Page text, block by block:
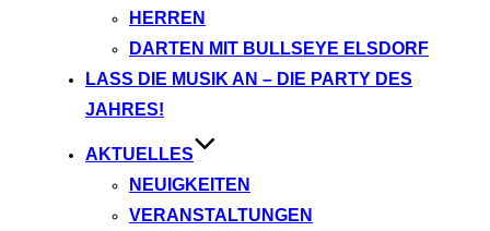
HERREN
DARTEN MIT BULLSEYE ELSDORF
LASS DIE MUSIK AN – DIE PARTY DES
JAHRES!
AKTUELLES
NEUIGKEITEN
VERANSTALTUNGEN